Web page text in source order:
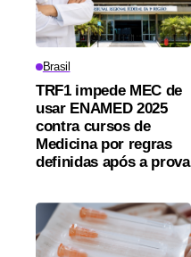
Brasil
TRF1 impede MEC de
usar ENAMED 2025
contra cursos de
Medicina por regras
definidas após a prova